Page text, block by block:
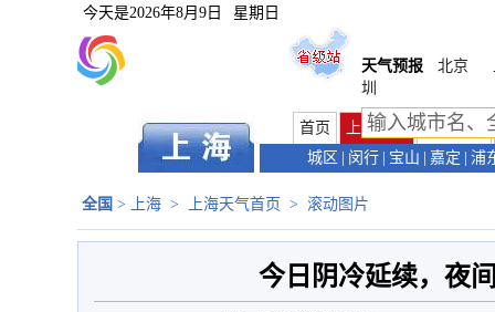
今天是2026年8月9日 星期日
天气预报 北京
圳
首页 上海首页
天气预报
城区
闵行 宝山 嘉定 浦
全国 > 上海 > 上海天气首页 > 滚动图片
今日阴冷延续，夜